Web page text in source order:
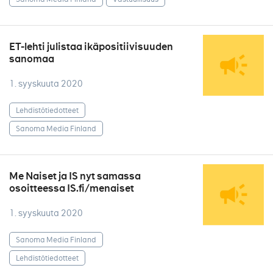
ET-lehti julistaa ikäpositiivisuuden
sanomaa
1. syyskuuta 2020
Lehdistötiedotteet
Sanoma Media Finland
Me Naiset ja IS nyt samassa
osoitteessa IS.fi/menaiset
1. syyskuuta 2020
Sanoma Media Finland
Lehdistötiedotteet